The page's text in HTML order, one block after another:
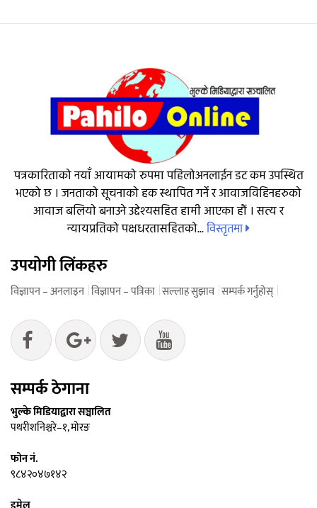
पत्रकारिताको नयाँ आयामको रुपमा पहिलोअनलाईन डट कम उपस्थित
भएको छ । जनताको सूचनाको हक स्थापित गर्ने र आवाजविहिनहरुको
आवाज बलियो बनाउने उद्देश्यसहित हामी आएका हौं । सत्य र
न्यायप्रतिको पक्षधरतासहितको...विस्तृतमा
उपयोगी लिंकहरु
विज्ञापन – अनलाइन विज्ञापन – पत्रिका सल्लाह सुझाव सम्पर्क गर्नुहोस्
सम्पर्क ठेगाना
भुल्के मिडियाद्वारा सञ्चालित
पथरीशनिश्चरे–१, मोरङ
फोन नं.
९८४२०४७१४२